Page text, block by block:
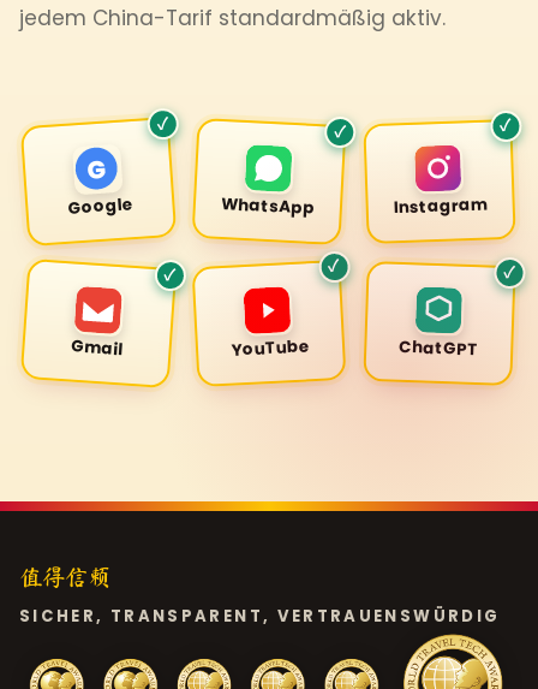
jedem China-Tarif standardmäßig aktiv.
G
Google
✓
WhatsApp
✓
Instagram
✓
Gmail
✓
YouTube
✓
ChatGPT
✓
值得信赖
SICHER, TRANSPARENT, VERTRAUENSWÜRDIG